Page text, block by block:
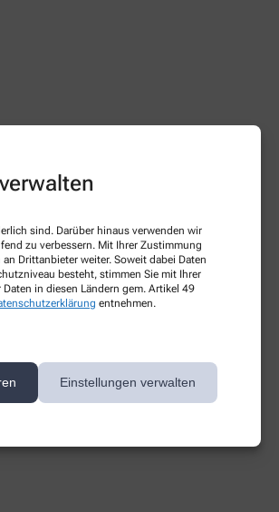
sind. Darüber hinaus verwenden wir
zu verbessern. Mit Ihrer Zustimmung
Drittanbieter weiter. Soweit dabei Daten
besteht, stimmen Sie mit Ihrer
in diesen Ländern gem. Artikel 49
entnehmen.
Einstellungen verwalten